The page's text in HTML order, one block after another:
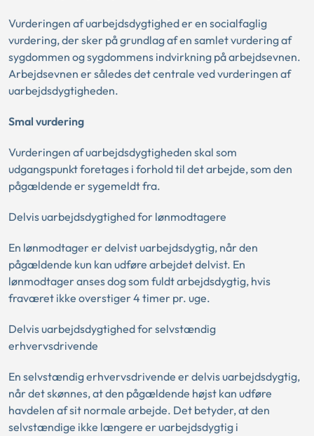
Vurderingen af uarbejdsdygtighed er en socialfaglig
vurdering, der sker på grundlag af en samlet vurdering af
sygdommen og sygdommens indvirkning på arbejdsevnen.
Arbejdsevnen er således det centrale ved vurderingen af
uarbejdsdygtigheden.
Smal vurdering
Vurderingen af uarbejdsdygtigheden skal som
udgangspunkt foretages i forhold til det arbejde, som den
pågældende er sygemeldt fra.
Delvis uarbejdsdygtighed for lønmodtagere
En lønmodtager er delvist uarbejdsdygtig, når den
pågældende kun kan udføre arbejdet delvist. En
lønmodtager anses dog som fuldt arbejdsdygtig, hvis
fraværet ikke overstiger 4 timer pr. uge.
Delvis uarbejdsdygtighed for selvstændig
erhvervsdrivende
En selvstændig erhvervsdrivende er delvis uarbejdsdygtig,
når det skønnes, at den pågældende højst kan udføre
havdelen af sit normale arbejde. Det betyder, at den
selvstændige ikke længere er uarbejdsdygtig i